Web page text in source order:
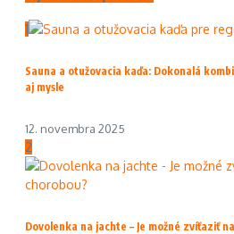
1
Sauna a otužovacia kaďa: Dokonalá
aj mysle
12. novembra 2025
2
Dovolenka na jachte – Je možné zvíťaziť